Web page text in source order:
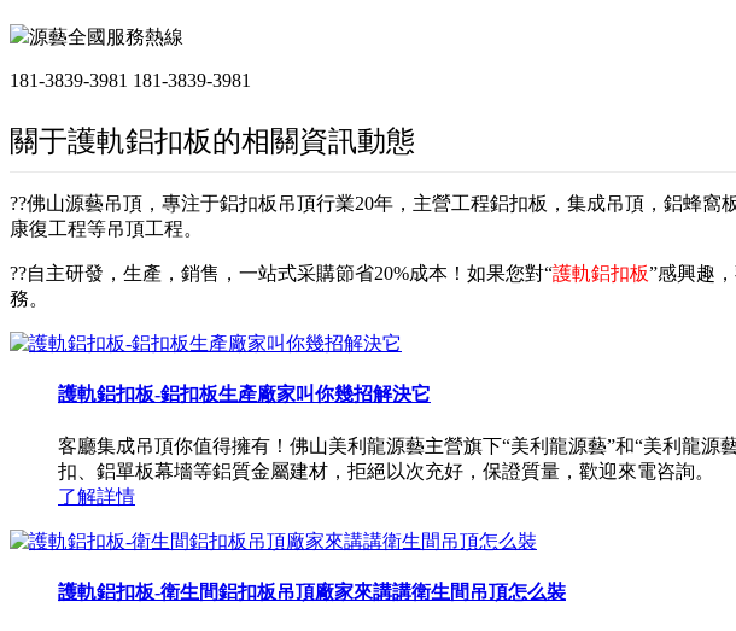
源藝全國服務熱線
181-3839-3981 181-3839-3981
關于護軌鋁扣板的相關資訊動態
??佛山源藝吊頂，專注于鋁扣板吊頂行業20年，主營工程鋁扣板，集成吊頂，鋁蜂
康復工程等吊頂工程。
??自主研發，生產，銷售，一站式采購節省20%成本！如果您對“護軌鋁扣板”感興趣
務。
護軌鋁扣板-鋁扣板生產廠家叫你幾招解決它
客廳集成吊頂你值得擁有！佛山美利龍源藝主營旗下“美利龍源藝”和“美利龍
扣、鋁單板幕墻等鋁質金屬建材，拒絕以次充好，保證質量，歡迎來電咨詢。
了解詳情
護軌鋁扣板-衛生間鋁扣板吊頂廠家來講講衛生間吊頂怎么裝